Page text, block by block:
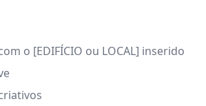
o [EDIFÍCIO ou LOCAL] inserido